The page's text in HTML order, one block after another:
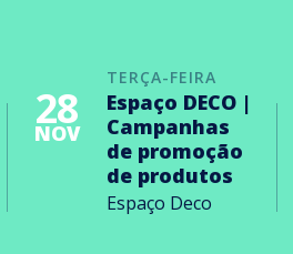
TERÇA-FEIRA
28
NOV
Espaço DECO |
Campanhas
de promoção
de produtos
Espaço Deco